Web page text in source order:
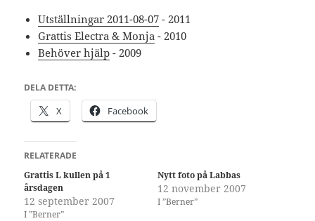
Utställningar 2011-08-07 - 2011
Grattis Electra & Monja - 2010
Behöver hjälp - 2009
DELA DETTA:
X Facebook
RELATERADE
Grattis L kullen på 1
årsdagen
12 september 2007
I ”Berner”
Nytt foto på Labbas
12 november 2007
I ”Berner”